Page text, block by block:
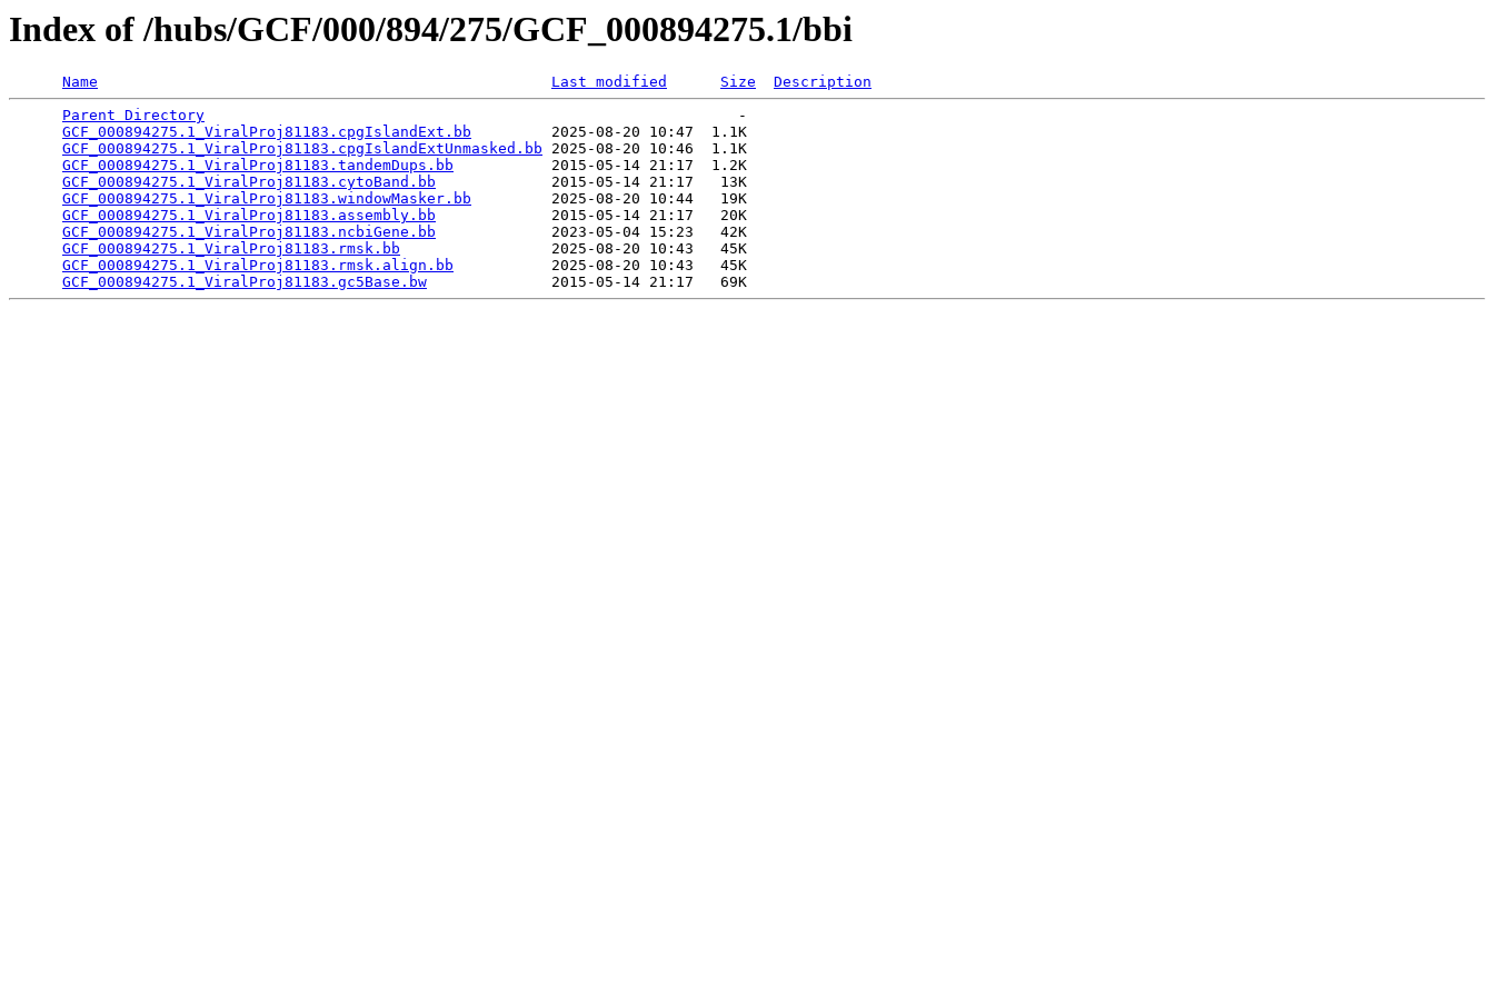
Index of /hubs/GCF/000/894/275/GCF_000894275.1/bbi
Name Last modified Size
Description
Parent Directory
                                                            -
GCF_000894275.1_ViralProj81183.cpgIslandExt.bb
         2025-08-20 10:47  1.1K
GCF_000894275.1_ViralProj81183.cpgIslandExtUnmasked.bb 2025-08-20 10:46  1.1K
GCF_000894275.1_ViralProj81183.tandemDups.bb
           2015-05-14 21:17  1.2K
GCF_000894275.1_ViralProj81183.cytoBand.bb
             2015-05-14 21:17   13K
GCF_000894275.1_ViralProj81183.windowMasker.bb
         2025-08-20 10:44   19K
GCF_000894275.1_ViralProj81183.assembly.bb
             2015-05-14 21:17   20K
GCF_000894275.1_ViralProj81183.ncbiGene.bb
             2023-05-04 15:23   42K
GCF_000894275.1_ViralProj81183.rmsk.bb
                 2025-08-20 10:43   45K
GCF_000894275.1_ViralProj81183.rmsk.align.bb
           2025-08-20 10:43   45K
GCF_000894275.1_ViralProj81183.gc5Base.bw